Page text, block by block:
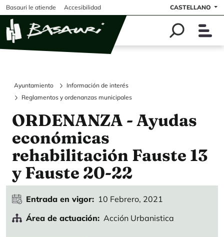
Pasar al contenido principal
Basauri le atiende Accesibilidad CASTELLANO
Ayuntamiento
Información de interés
Reglamentos y ordenanzas municipales
ORDENANZA - Ayudas
económicas
rehabilitación Fauste 13
y Fauste 20-22
Entrada en vigor
10 Febrero, 2021
Área de actuación
Acción Urbanistica